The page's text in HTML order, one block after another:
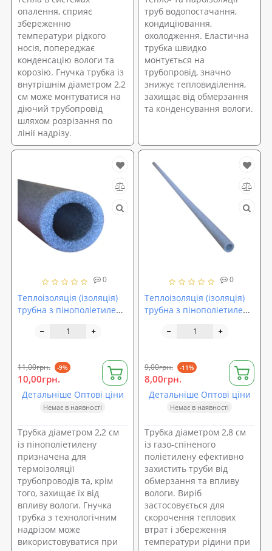
опалення, сприяє
збереженню
температури рідкого
носія, попереджає
конденсацію вологи та
корозію. Гнучка трубка із
внутрішнім діаметром 2,2
см може монтуватися на
діючий трубопровід
шляхом розрізання по
лінії надрізу.
труб водопостачання,
кондиціювання,
охолодження. Еластична
трубка швидко
монтується на
трубопровід, значно
знижує тепловиділення,
захищає від обмерзання
та конденсування вологи.
0
Теплоізоляція (ізоляція)
трубна з пінополіетилену
11,00грн. -9%
10,00грн.
Детальніше Оптові ціни
Немає в наявності
Трубка діаметром 2,2 см
із пінополіетилену
призначена для
термоізоляції
трубопроводів та, крім
того, захищає їх від
впливу вологи. Гнучка
трубка з технологічним
надрізом може
використовуватися при
0
Теплоізоляція (ізоляція)
трубна з пінополіетилену
9,00грн. -11%
8,00грн.
Детальніше Оптові ціни
Немає в наявності
Трубка діаметром 2,8 см
із газо-спіненого
поліетилену ефективно
захистить труби від
обмерзання та впливу
вологи. Виріб
застосовується для
скорочення теплових
втрат і збереження
температури рідини при